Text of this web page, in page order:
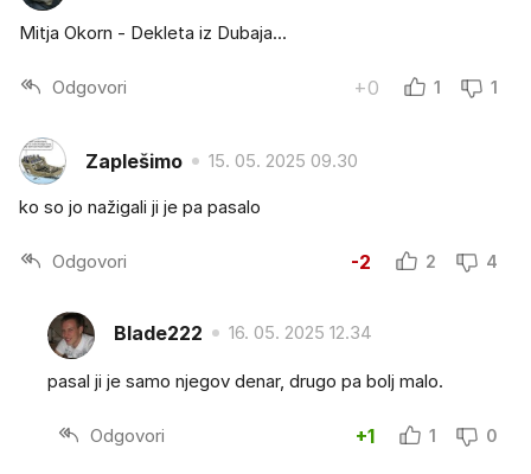
Mitja Okorn - Dekleta iz Dubaja...
Odgovori +0 1 1
Zaplešimo 15. 05. 2025 09.30
ko so jo nažigali ji je pa pasalo
Odgovori -2 2 4
Blade222 16. 05. 2025 12.34
pasal ji je samo njegov denar, drugo pa bolj malo.
Odgovori +1 1 0